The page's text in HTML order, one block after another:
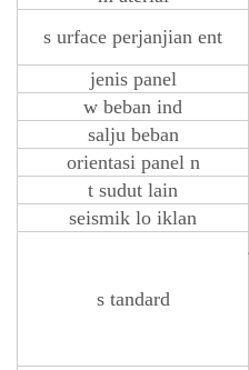
s urface perjanjian ent
jenis panel
w beban ind
saljubeban
orientasi paneln
t sudut lain
seismik lo iklan
standard